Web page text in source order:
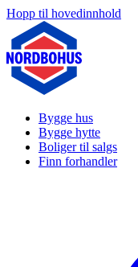
Hopp til hovedinnhold
Bygge hus
Bygge hytte
Boliger til salgs
Finn forhandler